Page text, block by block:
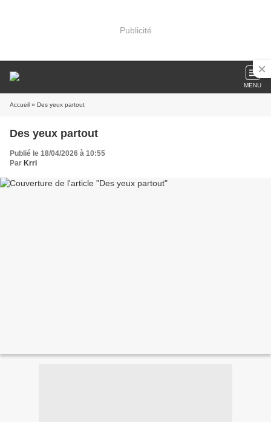
Publicité
MENU
Accueil » Des yeux partout
Des yeux partout
Publié le 18/04/2026 à 10:55
Par Krri